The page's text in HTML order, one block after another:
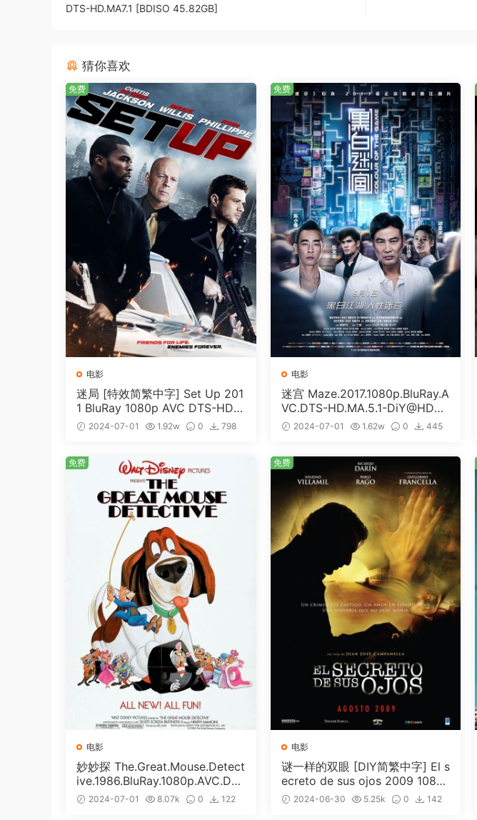
DTS-HD.MA7.1 [BDISO 45.82GB]
猜你喜欢
电影
迷局 [特效简繁中字] Set Up 201
1 BluRay 1080p AVC DTS-HD
MA5.1-shhaclm@CHDBits [BDI
2024-07-01 1.92w 0
798
免费
电影
迷宫 Maze.2017.1080p.BluRay.A
VC.DTS-HD.MA.5.1-DiY@HDHo
me [BDISO 19.7GB]
2024-07-01 1.62w 0
445
免费
电影
妙妙探 The.Great.Mouse.Detect
ive.1986.BluRay.1080p.AVC.DT
S-HD.MA.5.1-HDHome [BDISO
2024-07-01 8.07k 0
122
免费
电影
谜一样的双眼 [DIY简繁中字] El s
ecreto de sus ojos 2009 1080
p Blu-ray AVC DTS-HDMA 5.1-
2024-06-30 5.25k 0
142
免费